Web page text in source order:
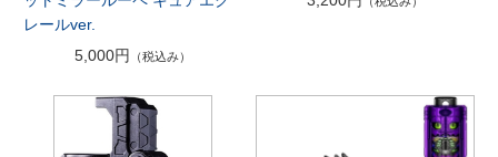
レールver.
5,000円
（税込み）